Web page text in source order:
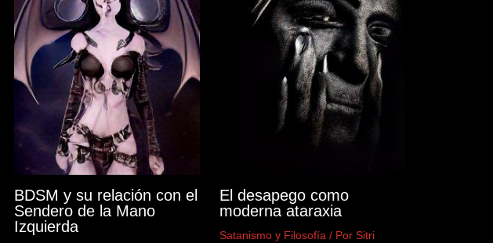
BDSM y su relación con el
Sendero de la Mano
Izquierda
El desapego como
moderna ataraxia
Satanismo y Filosofía / Por Sitri